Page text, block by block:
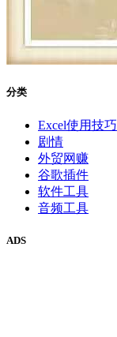
分类
Excel使用技巧
剧情
外贸网赚
谷歌插件
软件工具
音频工具
ADS